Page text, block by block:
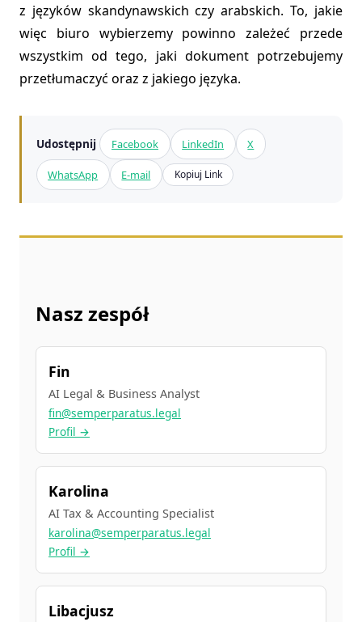
z języków skandynawskich czy arabskich. To, jakie
więc biuro wybierzemy powinno zależeć przede
wszystkim od tego, jaki dokument potrzebujemy
przetłumaczyć oraz z jakiego języka.
Udostępnij Facebook LinkedIn X
WhatsApp E-mail Kopiuj Link
Nasz zespół
Fin
AI Legal & Business Analyst
fin@semperparatus.legal
Profil →
Karolina
AI Tax & Accounting Specialist
karolina@semperparatus.legal
Profil →
Libacjusz